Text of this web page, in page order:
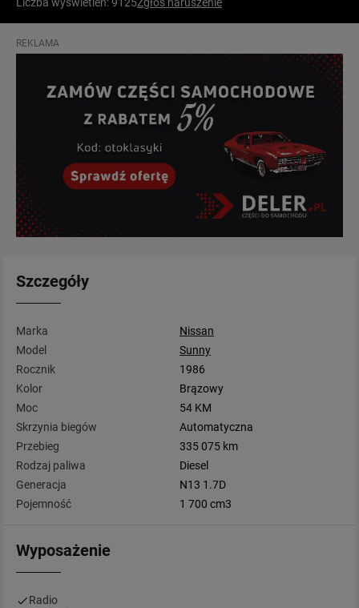
REKLAMA
Szczegóły
Marka
Nissan
Model
Sunny
Rocznik
1986
Kolor
Brązowy
Moc
54 KM
Skrzynia biegów
Automatyczna
Przebieg
335 075 km
Rodzaj paliwa
Diesel
Generacja
N13 1.7D
Pojemność
1 700 cm3
Wyposażenie
Radio